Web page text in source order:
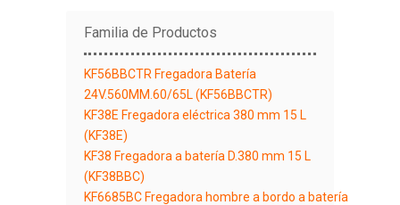
Familia de Productos
KF56BBCTR Fregadora Batería
24V.560MM.60/65L (KF56BBCTR)
KF38E Fregadora eléctrica 380 mm 15 L
(KF38E)
KF38 Fregadora a batería D.380 mm 15 L
(KF38BBC)
KF6685BC Fregadora hombre a bordo a batería